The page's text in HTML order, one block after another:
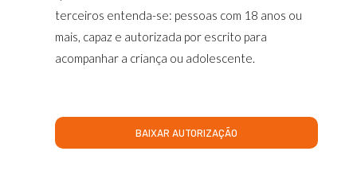
terceiros entenda-se: pessoas com 18 anos ou
mais, capaz e autorizada por escrito para
acompanhar a criança ou adolescente.
BAIXAR AUTORIZAÇÃO